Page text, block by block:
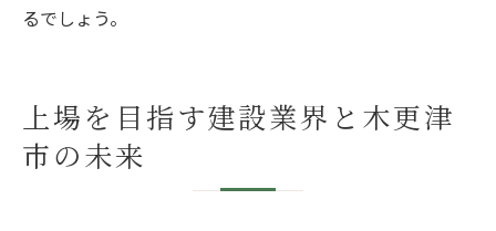
るでしょう。
上場を目指す建設業界と木更津
市の未来